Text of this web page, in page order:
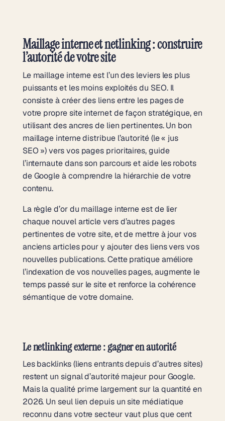
Maillage interne et netlinking : construire
l’autorité de votre site
Le maillage interne est l’un des leviers les plus
puissants et les moins exploités du SEO. Il
consiste à créer des liens entre les pages de
votre propre site internet de façon stratégique, en
utilisant des ancres de lien pertinentes. Un bon
maillage interne distribue l’autorité (le « jus
SEO ») vers vos pages prioritaires, guide
l’internaute dans son parcours et aide les robots
de Google à comprendre la hiérarchie de votre
contenu.
La règle d’or du maillage interne est de lier
chaque nouvel article vers d’autres pages
pertinentes de votre site, et de mettre à jour vos
anciens articles pour y ajouter des liens vers vos
nouvelles publications. Cette pratique améliore
l’indexation de vos nouvelles pages, augmente le
temps passé sur le site et renforce la cohérence
sémantique de votre domaine.
Le netlinking externe : gagner en autorité
Les backlinks (liens entrants depuis d’autres sites)
restent un signal d’autorité majeur pour Google.
Mais la qualité prime largement sur la quantité en
2026. Un seul lien depuis un site médiatique
reconnu dans votre secteur vaut plus que cent